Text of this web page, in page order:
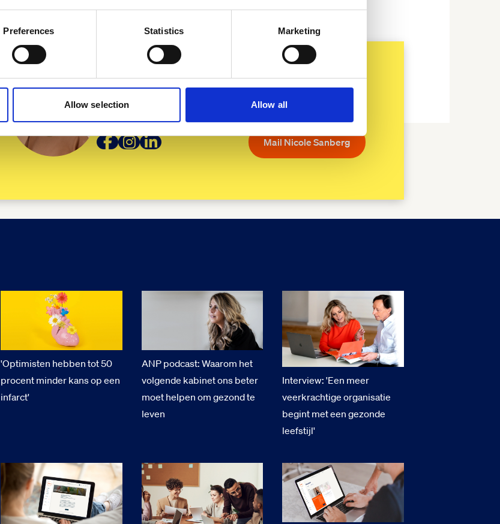
Preferences Statistics Marketing
Allow selection Allow all
Deelnemen in de podcast
Mail Nicole Sanberg
'Optimisten hebben tot 50
procent minder kans op een
infarct'
ANP podcast: Waarom het
volgende kabinet ons beter
moet helpen om gezond te
leven
Interview: 'Een meer
veerkrachtige organisatie
begint met een gezonde
leefstijl'